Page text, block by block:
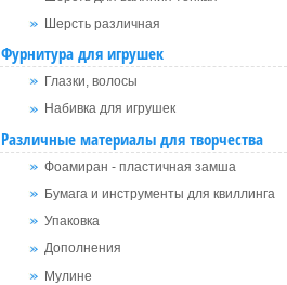
Шерсть различная
Фурнитура для игрушек
Глазки, волосы
Набивка для игрушек
Различные материалы для творчества
Фоамиран - пластичная замша
Бумага и инструменты для квиллинга
Упаковка
Дополнения
Мулине